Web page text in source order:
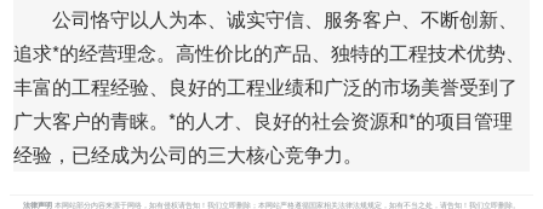
公司恪守以人为本、诚实守信、服务客户、不断创新、
追求*的经营理念。高性价比的产品、独特的工程技术优势、
丰富的工程经验、良好的工程业绩和广泛的市场美誉受到了
广大客户的青睐。*的人才、良好的社会资源和*的项目管理
经验，已经成为公司的三大核心竞争力。
法律声明 本网站部分内容来源于网络，如有侵权请告知！我们立即删除；本网站严格遵循国家相关法律法规规定，如有不当之处，请告知！我们立即删除。